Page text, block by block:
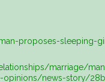
proposes-sleeping-
marriage/
news-story/